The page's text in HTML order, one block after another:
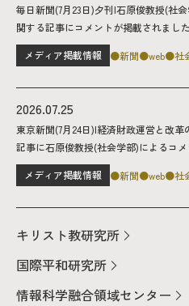
毎日新聞(7月23日)夕刊|石原俊教授(社
関する記事にコメントが掲載されました
メディア掲載情報
新聞 web 社
2026.07.25
東京新聞(7月24日)|経済財政運営と改
記事に石原俊教授(社会学部)によるコ
メディア掲載情報
新聞 web 社
キリスト教研究所
国際平和研究所
情報科学融合領域センター